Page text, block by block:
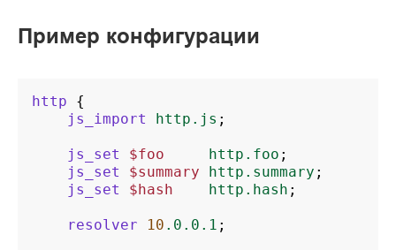
Пример конфигурации
http
{
js_import
http.js ;
js_set $foo http.foo ;
js_set
$summary http.summary ;
js_set
$hash http.hash ;
resolver 10 .0.0.1 ;